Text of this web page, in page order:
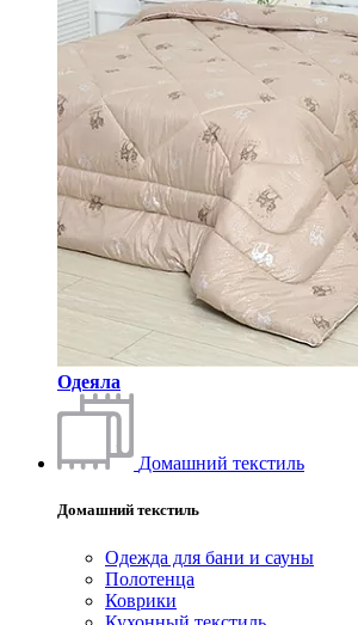
Одеяла
Домашний текстиль
Домашний текстиль
Одежда для бани и сауны
Полотенца
Коврики